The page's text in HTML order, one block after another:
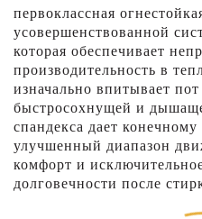
первоклассная
усовершенствованной
которая обеспечивает
производительность в
изначально впитывает
быстросохнущей и
спандекса дает
улучшенный диапазон
комфорт и
долговечности после